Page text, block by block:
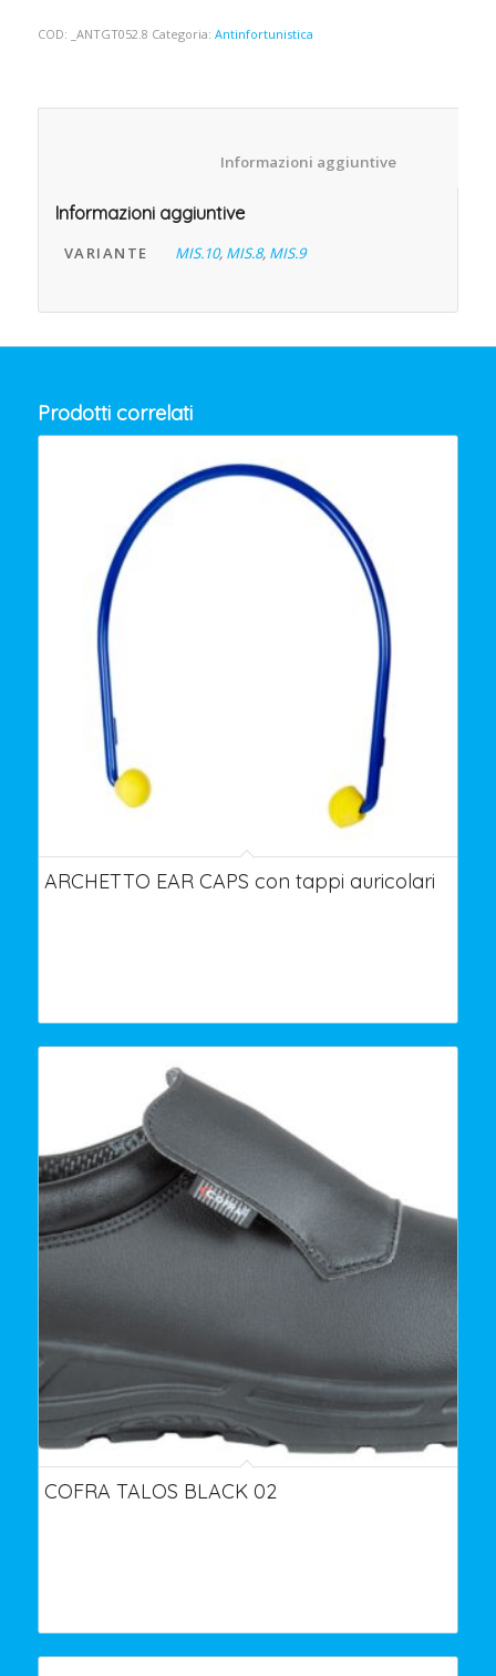
COD: _ANTGT052.8 Categoria: Antinfortunistica
Informazioni
Informazioni aggiuntive
VARIANTE MIS.10, MIS.8, MIS.9
Prodotti correlati
ARCHETTO EAR CAPS con tappi auricolari
COFRA TALOS BLACK 02